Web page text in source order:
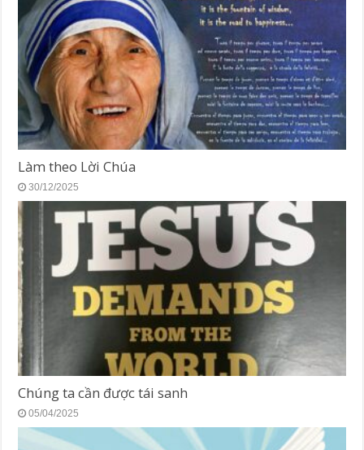
Làm theo Lời Chúa
30/12/2025
Chúng ta cần được tái sanh
05/04/2025